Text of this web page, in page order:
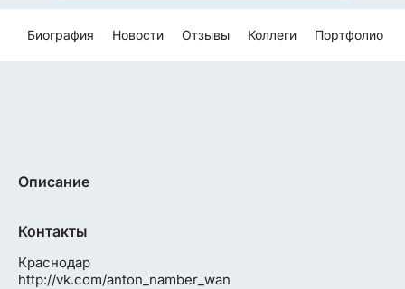
Биография Новости Отзывы Коллеги Портфолио
Описание
Контакты
Краснодар
http://vk.com/anton_namber_wan